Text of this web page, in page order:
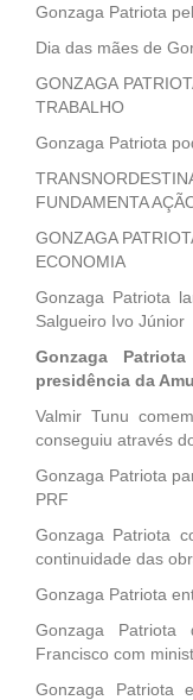
Gonzaga Patriota
Dia das mães de
GONZAGA
TRABALHO
Gonzaga Patriota
FUNDAMENTA
GONZAGA
ECONOMIA
Gonzaga Patriota
Salgueiro Ivo Júnior
Gonzaga
presidência da
Valmir Tunu
conseguiu através
Gonzaga Patriota
PRF
Gonzaga Patriota
continuidade das
Gonzaga Patriota
Gonzaga
Francisco com
Gonzaga Patriota